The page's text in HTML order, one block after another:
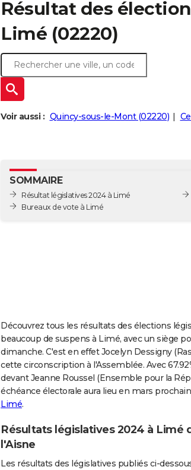
Résultat des
Limé (02220)
Voir aussi : Quincy-sous-le-Mont (02220)
SOMMAIRE
Résultat législatives 2024 à Limé
Bureaux de vote à Limé
Découvrez tous les résultats des élections
beaucoup de suspens à Limé, avec un siège
dimanche. C'est en effet Jocelyn Dessigny
cette circonscription à l'Assemblée. Avec
devant Jeanne Roussel (Ensemble pour la
échéance électorale aura lieu en mars
Limé.
Résultats législatives 2024 à Limé
l'Aisne
Les résultats des législatives publiés ci-